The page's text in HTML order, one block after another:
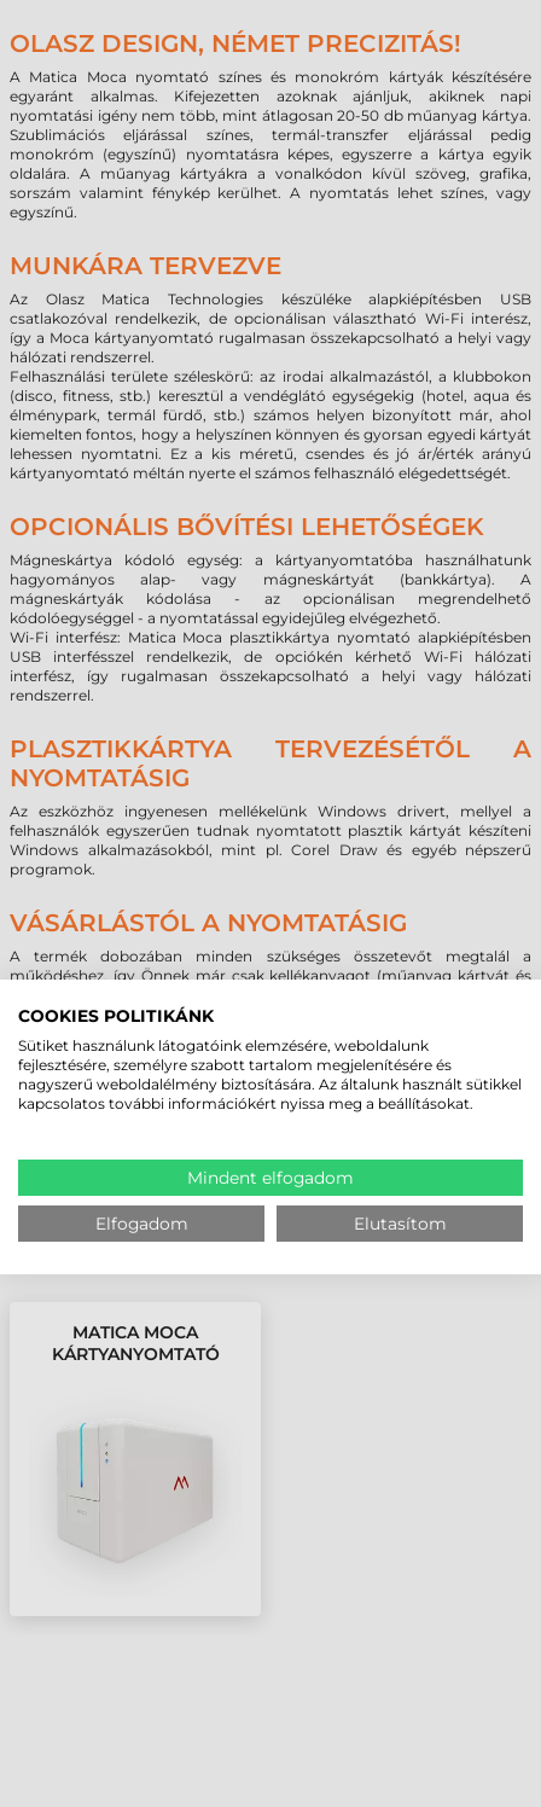
OLASZ DESIGN, NÉMET PRECIZITÁS!
A Matica Moca nyomtató színes és monokróm kártyák készítésére
egyaránt alkalmas. Kifejezetten azoknak ajánljuk, akiknek napi
nyomtatási igény nem több, mint átlagosan 20-50 db műanyag kártya.
Szublimációs eljárással színes, termál-transzfer eljárással pedig
monokróm (egyszínű) nyomtatásra képes, egyszerre a kártya egyik
oldalára. A műanyag kártyákra a vonalkódon kívül szöveg, grafika,
sorszám valamint fénykép kerülhet. A nyomtatás lehet színes, vagy
egyszínű.
MUNKÁRA TERVEZVE
Az Olasz Matica Technologies készüléke alapkiépítésben USB
csatlakozóval rendelkezik, de opcionálisan választható Wi-Fi interész,
így a Moca kártyanyomtató rugalmasan összekapcsolható a helyi vagy
hálózati rendszerrel.
Felhasználási területe széleskörű: az irodai alkalmazástól, a klubbokon
(disco, fitness, stb.) keresztül a vendéglátó egységekig (hotel, aqua és
élménypark, termál fürdő, stb.) számos helyen bizonyított már, ahol
kiemelten fontos, hogy a helyszínen könnyen és gyorsan egyedi kártyát
lehessen nyomtatni. Ez a kis méretű, csendes és jó ár/érték arányú
kártyanyomtató méltán nyerte el számos felhasználó elégedettségét.
OPCIONÁLIS BŐVÍTÉSI LEHETŐSÉGEK
Mágneskártya kódoló egység: a kártyanyomtatóba használhatunk
hagyományos alap- vagy mágneskártyát (bankkártya). A
mágneskártyák kódolása - az opcionálisan megrendelhető
kódolóegységgel - a nyomtatással egyidejűleg elvégezhető.
Wi-Fi interfész: Matica Moca plasztikkártya nyomtató alapkiépítésben
USB interfésszel rendelkezik, de opciókén kérhető Wi-Fi hálózati
interfész, így rugalmasan összekapcsolható a helyi vagy hálózati
rendszerrel.
PLASZTIKKÁRTYA TERVEZÉSÉTŐL A
NYOMTATÁSIG
Az eszközhöz ingyenesen mellékelünk Windows drivert, mellyel a
felhasználók egyszerűen tudnak nyomtatott plasztik kártyát készíteni
Windows alkalmazásokból, mint pl. Corel Draw és egyéb népszerű
programok.
VÁSÁRLÁSTÓL A NYOMTATÁSIG
A termék dobozában minden szükséges összetevőt megtalál a
működéshez, így Önnek már csak kellékanyagot (műanyag kártyát és
indulhat is a kártyagyártás!
MEGBÍZHAT BENNÜNK! ISMERJE MEG
VÁSÁRLÓINK VÉLEMÉNYÉT
KÖVESSE BE YOUTUBE CSATORNÁNKAT!
LEGUTÓBB MEGTEKINTETT TERMÉKEK
MATICA MOCA
KÁRTYANYOMTATÓ
COOKIES POLITIKÁNK
Sütiket használunk látogatóink elemzésére, weboldalunk
fejlesztésére, személyre szabott tartalom megjelenítésére és
nagyszerű weboldalélmény biztosítására. Az általunk használt sütikkel
kapcsolatos további információkért nyissa meg a beállításokat.
Mindent elfogadom
Elfogadom Elutasítom